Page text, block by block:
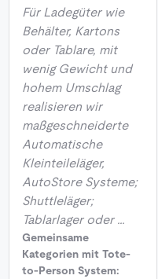
Für Ladegüter wie
Behälter, Kartons
oder Tablare, mit
wenig Gewicht und
hohem Umschlag
realisieren wir
maßgeschneiderte
Automatische
Kleinteileläger,
AutoStore Systeme;
Shuttleläger;
Tablarlager oder …
Gemeinsame
Kategorien mit Tote-
to-Person System: